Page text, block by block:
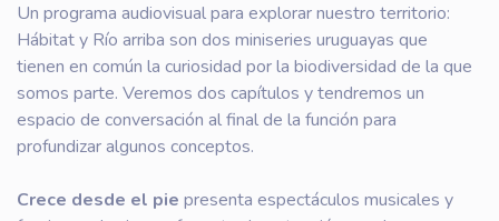
Un programa audiovisual para explorar nuestro territorio:
Hábitat y Río arriba son dos miniseries uruguayas que
tienen en común la curiosidad por la biodiversidad de la que
somos parte. Veremos dos capítulos y tendremos un
espacio de conversación al final de la función para
profundizar algunos conceptos.
Crece desde el pie presenta espectáculos musicales y